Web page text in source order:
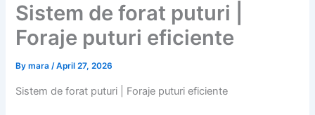
Sistem de forat puturi |
Foraje puturi eficiente
Bymara/April 27, 2026
Sistem de forat puturi | Foraje puturi eficiente